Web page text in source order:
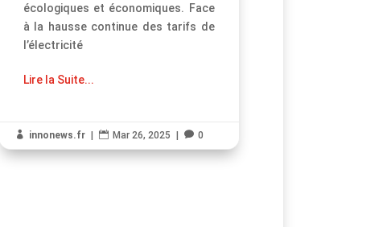
écologiques et économiques. Face
à la hausse continue des tarifs de
l’électricité
Lire la Suite...
 innonews.fr |  Mar 26, 2025 |  0